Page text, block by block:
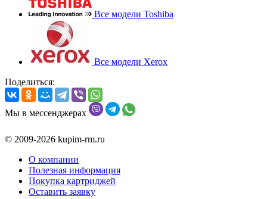
Все модели Toshiba
Все модели Xerox
Поделиться:
Мы в мессенджерах
© 2009-2026 kupim-rm.ru
О компании
Полезная информация
Покупка картриджей
Оставить заявку